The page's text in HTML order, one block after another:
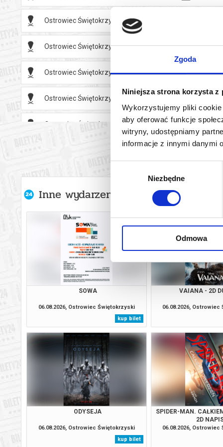
Zgoda
Niniejsza strona korzysta z
Wykorzystujemy pliki cookie
aby oferować funkcje
witryny, udostępniamy
informacje z innymi danymi
zgody
Niezbędne
Odmowa
na każdą
*******
Bezpieczne
Ostrowiec Świętokrzyski
Ostrowiec Świętokrzyski
Ostrowiec Świętokrzyski
Ostrowiec Świętokrzyski
Ostrowiec Świętokrzyski
Ostrowiec Świętokrzyski
Ostrowiec Świętokrzyski
Ostrowiec Świętokrzyski
Ostrowiec Świętokrzyski
Ostrowiec Świętokrzyski
Ostrowiec Świętokrzyski
Ostrowiec Świętokrzyski
Ostrowiec Świętokrzyski
Ostrowiec Świętokrzyski
Ostrowiec Świętokrzyski
Ostrowiec Świętokrzyski
Inne wydarzenia organizatora
SOWA
06.08.2026, Ostrowiec Świętokrzyski
kup bilet
VAIANA - 2D
06.08.2026,
ODYSEJA
06.08.2026, Ostrowiec Świętokrzyski
kup bilet
SPIDER-MAN.
2D
06.08.2026,